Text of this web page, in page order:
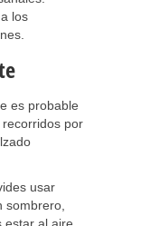
los
es probable
por
usar
sombrero,